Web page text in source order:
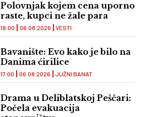
Polovnjak kojem cena uporno
raste, kupci ne žale para
VESTI
18:00 06.08.2026
Bavanište: Evo kako je bilo na
Danima ćirilice
JUŽNI BANAT
17:00 06.08.2026
Drama u Deliblatskoj Peščari:
Počela evakuacija